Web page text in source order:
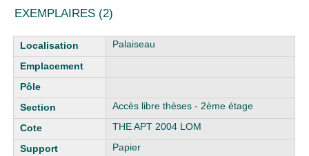
EXEMPLAIRES (2)
Liste des exemplaires Palaiseau
Accès libre thèses - 2ème étage
THE APT 2004 LOM
Papier